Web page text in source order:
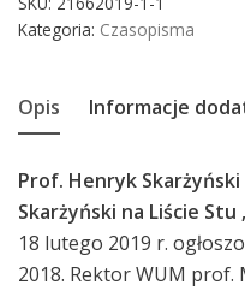
Kategoria: Czasopisma
Opis Informacje
Prof. Henryk
Skarżyński na Liście Stu
18 lutego 2019 r.
2018. Rektor WUM prof.